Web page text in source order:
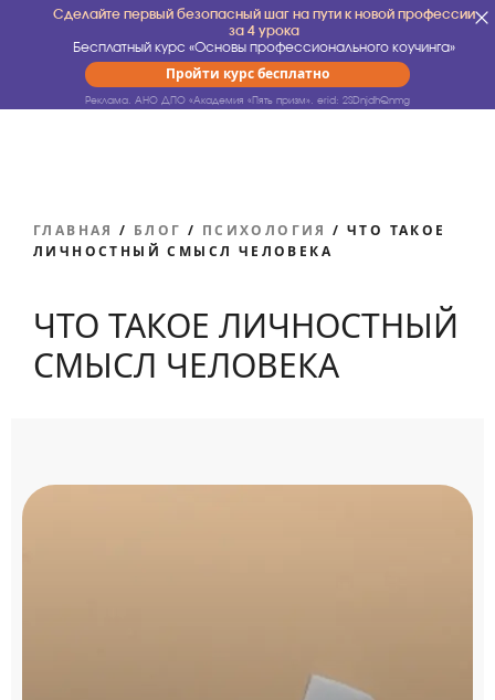
Сделайте первый безопасный шаг на пути к новой профессии
за 4 урока
Бесплатный курс «Основы профессионального коучинга»
Пройти курс бесплатно
Реклама. АНО ДПО «Академия «Пять призм». erid: 2SDnjdhQnmg
ГЛАВНАЯ / БЛОГ / ПСИХОЛОГИЯ / ЧТО ТАКОЕ
ЛИЧНОСТНЫЙ СМЫСЛ ЧЕЛОВЕКА
ЧТО ТАКОЕ ЛИЧНОСТНЫЙ
СМЫСЛ ЧЕЛОВЕКА